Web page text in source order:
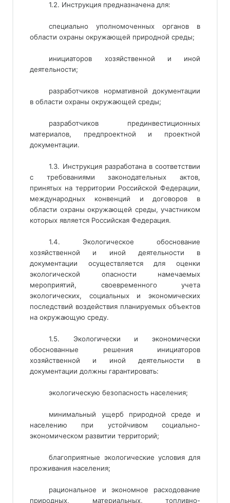
1.2. Инструкция предназначена для:
специально уполномоченных органов в
области охраны окружающей природной среды;
инициаторов хозяйственной и иной
деятельности;
разработчиков нормативной документации
в области охраны окружающей среды;
разработчиков прединвестиционных
материалов, предпроектной и проектной
документации.
1.3. Инструкция разработана в соответствии
с требованиями законодательных актов,
принятых на территории Российской Федерации,
международных конвенций и договоров в
области охраны окружающей среды, участником
которых является Российская Федерация.
1.4. Экологическое обоснование
хозяйственной и иной деятельности в
документации осуществляется для оценки
экологической опасности намечаемых
мероприятий, своевременного учета
экологических, социальных и экономических
последствий воздействия планируемых объектов
на окружающую среду.
1.5. Экологически и экономически
обоснованные решения инициаторов
хозяйственной и иной деятельности в
документации должны гарантировать:
экологическую безопасность населения;
минимальный ущерб природной среде и
населению при устойчивом социально-
экономическом развитии территорий;
благоприятные экологические условия для
проживания населения;
рациональное и экономное расходование
природных, материальных, топливно-